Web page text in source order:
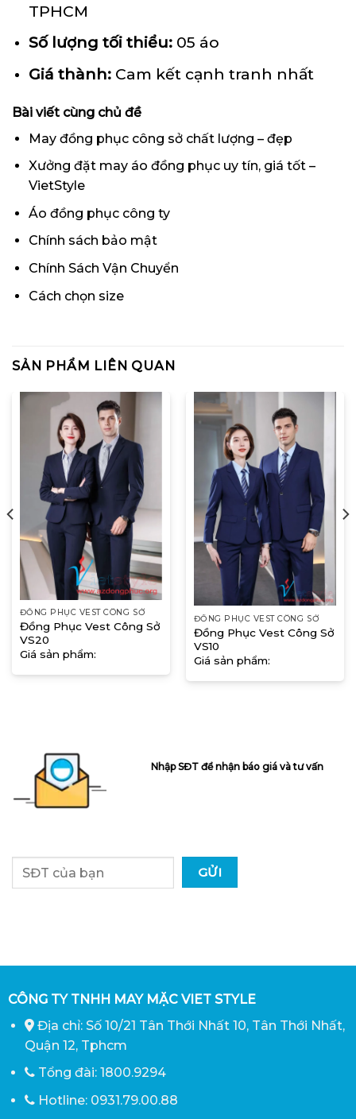
TPHCM
Số lượng tối thiểu:05 áo
Giá thành: Cam kết cạnh tranh nhất
Bài viết cùng chủ đề
May đồng phục công sở chất lượng – đẹp
Xưởng đặt may áo đồng phục uy tín, giá tốt –
VietStyle
Áo đồng phục công ty
Chính sách bảo mật
Chính Sách Vận Chuyển
Cách chọn size
SẢN PHẨM LIÊN QUAN
ĐỒNG PHỤC VEST CÔNG SỞ
Đồng Phục Vest Công Sở
VS20
Giá sản phẩm:
ĐỒNG PHỤC VEST CÔNG SỞ
Đồng Phục Vest Công Sở
VS10
Giá sản phẩm:
Nhập SĐT để nhận báo giá và tư vấn
CÔNG TY TNHH MAY MẶC VIET STYLE
Địa chỉ: Số 10/21 Tân Thới Nhất 10, Tân Thới Nhất,
Quận 12, Tphcm
Tổng đài: 1800.9294
Hotline: 0931.79.00.88